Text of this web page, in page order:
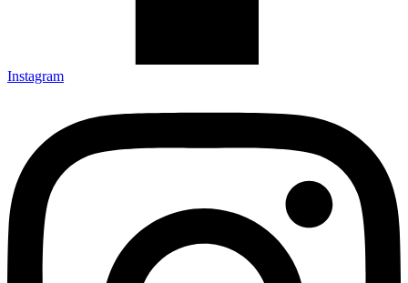
Instagram